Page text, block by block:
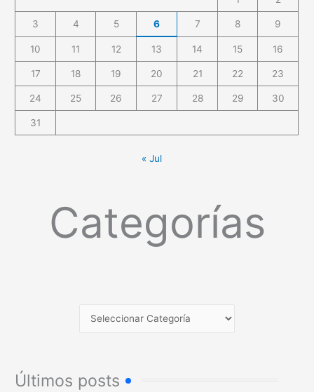
3 4 5 6 7 8 9
10 11 12 13 14 15 16
17 18 19 20 21 22 23
24 25 26 27 28 29 30
31
« Jul
Categorías
Últimos posts